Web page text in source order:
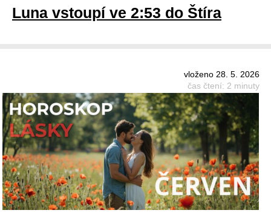
Luna vstoupí ve 2:53 do Štíra
vloženo 28. 5. 2026
čas čtení: 2 minuty